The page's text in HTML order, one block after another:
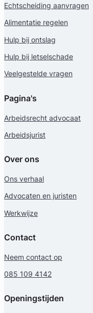
Echtscheiding aanvragen
Alimentatie regelen
Hulp bij ontslag
Hulp bij letselschade
Veelgestelde vragen
Pagina's
Arbeidsrecht advocaat
Arbeidsjurist
Over ons
Ons verhaal
Advocaten en juristen
Werkwijze
Contact
Neem contact op
085 109 4142
Openingstijden